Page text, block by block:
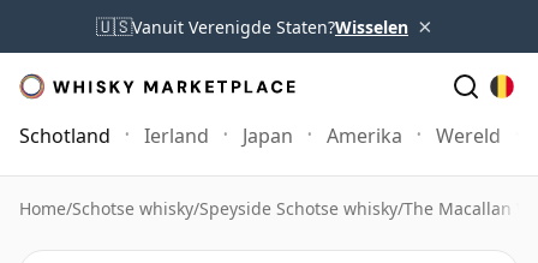
🇺🇸Vanuit Verenigde Staten?Wisselen ×
Schotland Ierland Japan Amerika Wereld
Home/Schotse whisky/Speyside Schotse whisky/The Macallan